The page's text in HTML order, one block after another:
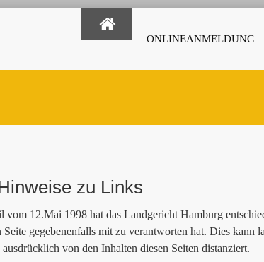
ONLINEANMELDUNG
zu Links
vom 12.Mai 1998 hat das Landgericht Hamburg
Seite gegebenenfalls mit zu verantworten hat. Dies
ausdrücklich von den Inhalten diesen Seiten distanziert.